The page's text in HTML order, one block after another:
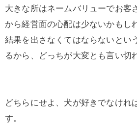
大きな所はネームバリューでお客
から経営面の心配は少ないかもし
結果を出さなくてはならないとい
るから、どっちが大変とも言い切
どちらにせよ、犬が好きでなけれ
す。